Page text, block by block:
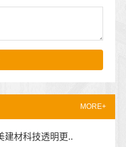
MORE+
建材科技透明更..